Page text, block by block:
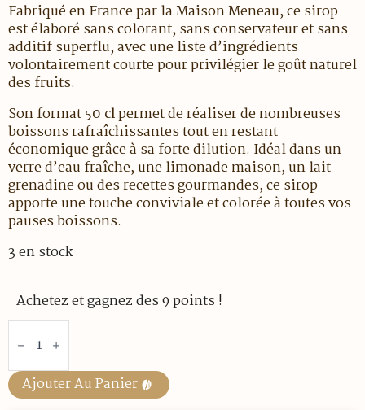
Fabriqué en France par la Maison Meneau, ce sirop
est élaboré sans colorant, sans conservateur et sans
additif superflu, avec une liste d’ingrédients
volontairement courte pour privilégier le goût naturel
des fruits.
Son format50 clpermet de réaliser de nombreuses
boissons rafraîchissantes tout en restant
économique grâce à sa forte dilution. Idéal dans un
verre d’eau fraîche, une limonade maison, un lait
grenadine ou des recettes gourmandes, ce sirop
apporte une touche conviviale et colorée à toutes vos
pauses boissons.
3 en stock
Achetez et gagnez des 9 points !
quantité
Sirop
Grenadine
Bio
Équitable
Ajouter Au Panier